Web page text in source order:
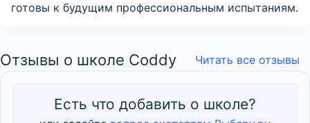
готовы к будущим профессиональным испытаниям.
Отзывы о школе Coddy Читать все отзывы
Есть что добавить о школе?